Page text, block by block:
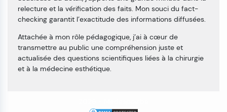
relecture et la vérification des faits. Mon souci du fact-
checking garantit l’exactitude des informations diffusées.
Attachée à mon rôle pédagogique, j’ai à cœur de
transmettre au public une compréhension juste et
actualisée des questions scientifiques liées à la chirurgie
et à la médecine esthétique.